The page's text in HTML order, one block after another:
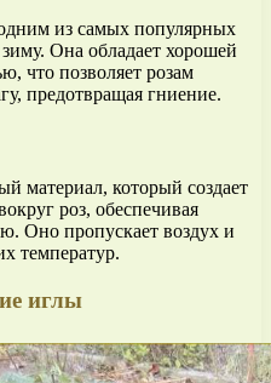
из самых популярных
Она обладает хорошей
что позволяет розам
предотвращая гниение.
материал, который создает
роз, обеспечивая
Оно пропускает воздух и
температур.
иглы